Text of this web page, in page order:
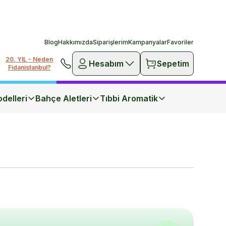
BlogHakkımızdaSiparişlerimKampanyalarFavoriler
20. YIL - Neden
Fidanistanbul?
Hesabım Sepetim
Bahçe Aletleri Tıbbi Aromatik